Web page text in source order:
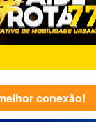
conexão!